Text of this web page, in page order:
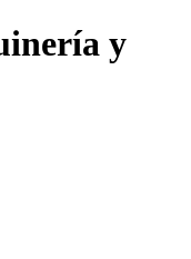
y